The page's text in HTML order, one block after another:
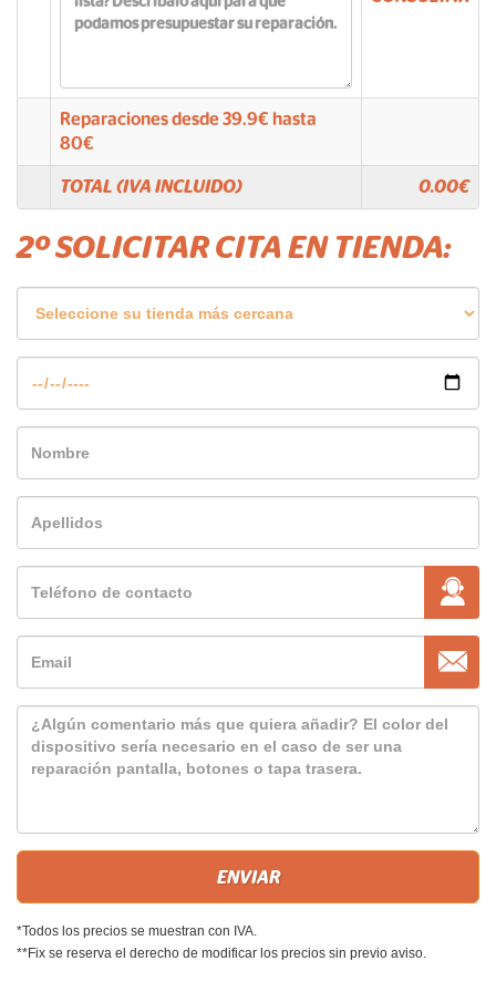
Reparaciones desde39.9€ hasta
80€
TOTAL (IVA INCLUIDO) 0.00€
2º SOLICITAR CITA EN TIENDA:
*Todos los precios se muestran con IVA.
**Fix se reserva el derecho de modificar los precios sin previo aviso.